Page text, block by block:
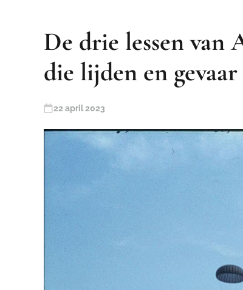
De drie lessen van
die lijden en
22 april 2023